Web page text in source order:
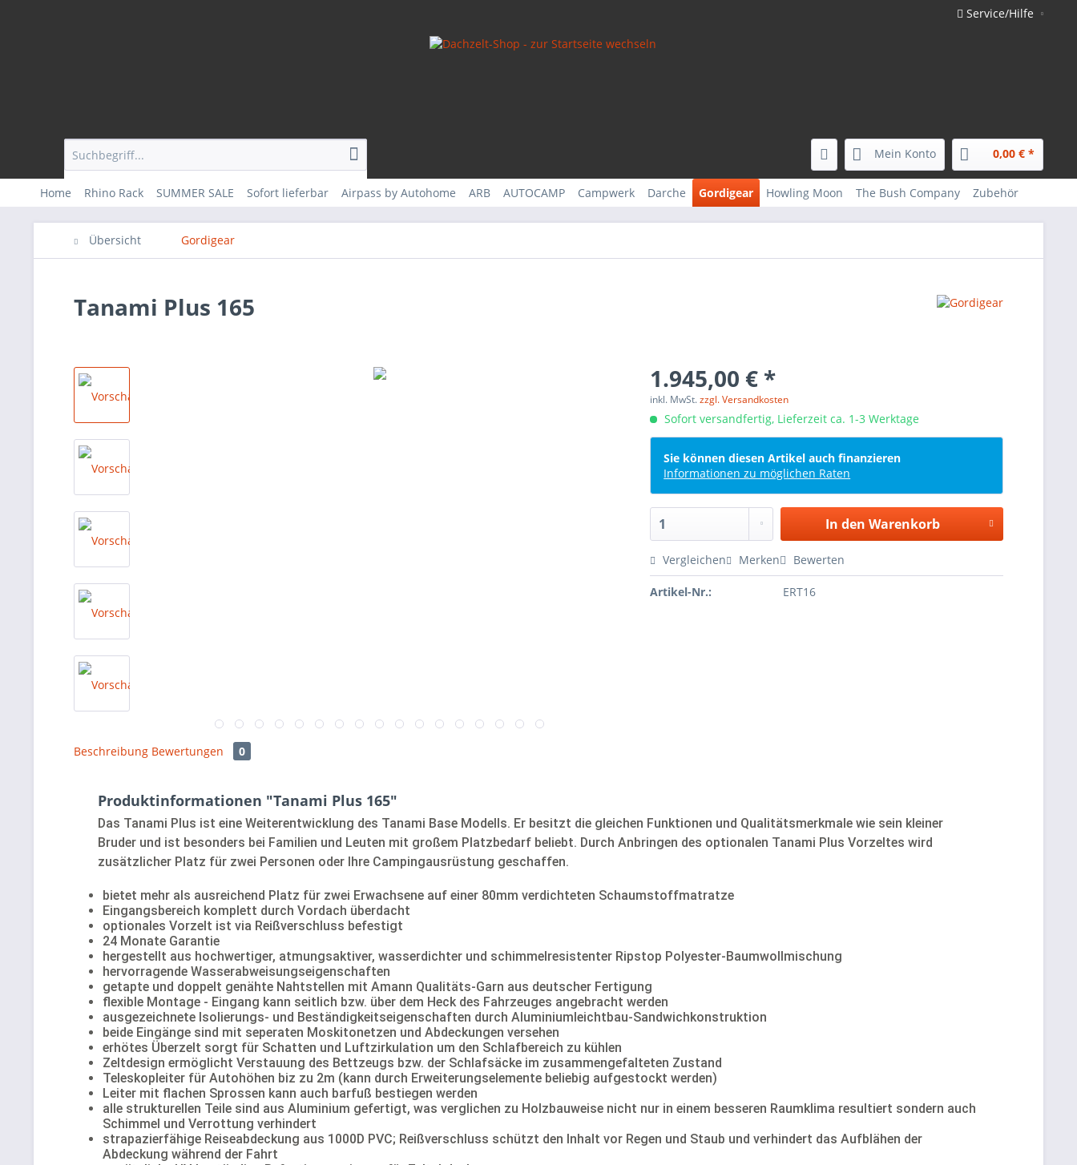
Service/Hilfe
Mein Konto 0,00 € *
Home Rhino Rack SUMMER SALE Sofort lieferbar Airpass by Autohome ARB AUTOCAMP Campwerk Darche Gordigear Howling Moon The Bush Company Zubehör
Übersicht Gordigear
Tanami Plus 165
1.945,00 € *
inkl. MwSt.zzgl. Versandkosten
Sofort versandfertig, Lieferzeit ca. 1-3 Werktage
Sie können diesen Artikel auch finanzieren
Informationen zu möglichen Raten
In den Warenkorb
Vergleichen Merken Bewerten
Artikel-Nr.: ERT16
Beschreibung Bewertungen 0
Produktinformationen "Tanami Plus 165"
Das Tanami Plus ist eine Weiterentwicklung des Tanami Base Modells. Er besitzt die gleichen Funktionen und Qualitätsmerkmale wie sein kleiner
Bruder und ist besonders bei Familien und Leuten mit großem Platzbedarf beliebt. Durch Anbringen des optionalen Tanami Plus Vorzeltes wird
zusätzlicher Platz für zwei Personen oder Ihre Campingausrüstung geschaffen.
bietet mehr als ausreichend Platz für zwei Erwachsene auf einer 80mm verdichteten Schaumstoffmatratze
Eingangsbereich komplett durch Vordach überdacht
optionales Vorzelt ist via Reißverschluss befestigt
24 Monate Garantie
hergestellt aus hochwertiger, atmungsaktiver, wasserdichter und schimmelresistenter Ripstop Polyester-Baumwollmischung
hervorragende Wasserabweisungseigenschaften
getapte und doppelt genähte Nahtstellen mit Amann Qualitäts-Garn aus deutscher Fertigung
flexible Montage - Eingang kann seitlich bzw. über dem Heck des Fahrzeuges angebracht werden
ausgezeichnete Isolierungs- und Beständigkeitseigenschaften durch Aluminiumleichtbau-Sandwichkonstruktion
beide Eingänge sind mit seperaten Moskitonetzen und Abdeckungen versehen
erhötes Überzelt sorgt für Schatten und Luftzirkulation um den Schlafbereich zu kühlen
Zeltdesign ermöglicht Verstauung des Bettzeugs bzw. der Schlafsäcke im zusammengefalteten Zustand
Teleskopleiter für Autohöhen biz zu 2m (kann durch Erweiterungselemente beliebig aufgestockt werden)
Leiter mit flachen Sprossen kann auch barfuß bestiegen werden
alle strukturellen Teile sind aus Aluminium gefertigt, was verglichen zu Holzbauweise nicht nur in einem besseren Raumklima resultiert sondern auch
Schimmel und Verrottung verhindert
strapazierfähige Reiseabdeckung aus 1000D PVC; Reißverschluss schützt den Inhalt vor Regen und Staub und verhindert das Aufblähen der
Abdeckung während der Fahrt